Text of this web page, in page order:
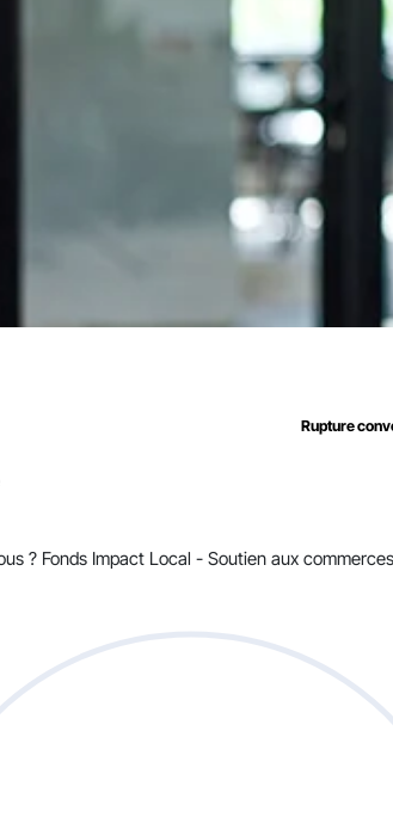
Rupture
? Fonds Impact Local - Soutien aux